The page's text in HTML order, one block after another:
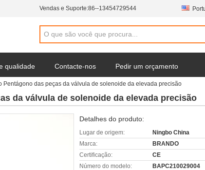
Vendas e Suporte:86--13454729544
qualidade Contacte-nos Pedir um orçamento
Pentágono das peças da válvula de solenoide da elevada precisão
da válvula de solenoide da elevada precisão
Detalhes do produto:
Lugar de origem:
Ningbo China
Marca:
BRANDO
Certificação:
CE
Número do modelo:
BAPC210029004